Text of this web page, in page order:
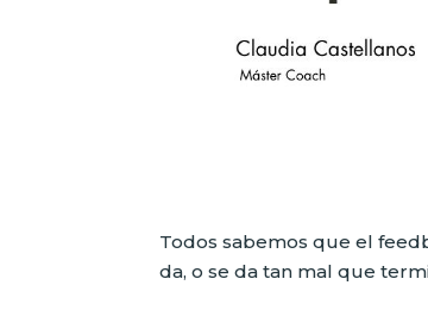
Todos sabemos que el
da, o se da tan mal que